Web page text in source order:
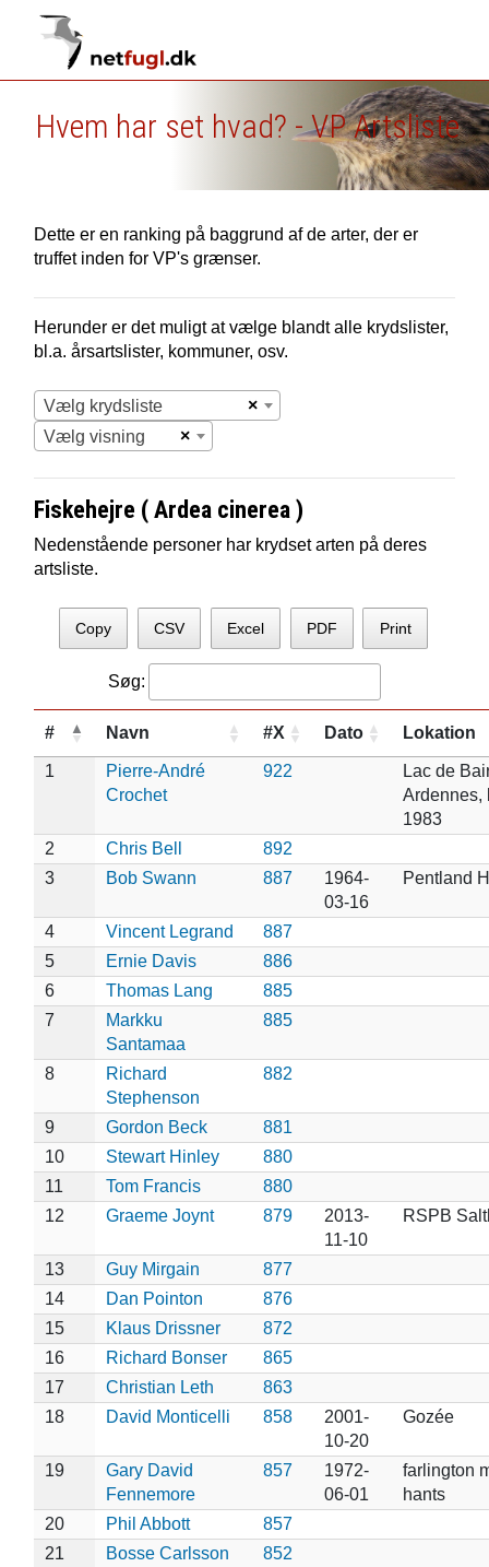
Hvem har set hvad? - VP Artsliste
Dette er en ranking på baggrund af de arter, der er
truffet inden for VP's grænser.
Herunder er det muligt at vælge blandt alle krydslister,
bl.a. årsartslister, kommuner, osv.
×
Vælg krydsliste
×
Vælg visning
Fiskehejre ( Ardea cinerea )
Nedenstående personer har krydset arten på deres
artsliste.
Copy CSV Excel PDF Print
Søg:
# Navn #X Dato Lokation
1
Pierre-André
Crochet
922
Lac de
Ardennes,
1983
2
Chris Bell
892
3
Bob Swann 887
1964-
03-16
Pentland
4 Vincent Legrand
887
5
Ernie Davis
886
6
Thomas Lang
885
7
Markku
Santamaa
885
8
Richard
Stephenson
882
9 Gordon Beck
881
10
Stewart Hinley
880
11
Tom Francis
880
12
Graeme Joynt 879
2013-
11-10
RSPB
13 Guy Mirgain
877
14
Dan Pointon
876
15
Klaus Drissner
872
16
Richard Bonser
865
17
Christian Leth
863
18
David Monticelli 858
2001-
10-20
Gozée
19
Gary David
Fennemore
857
1972-
06-01
farlington
hants
20
Phil Abbott
857
21
Bosse Carlsson
852